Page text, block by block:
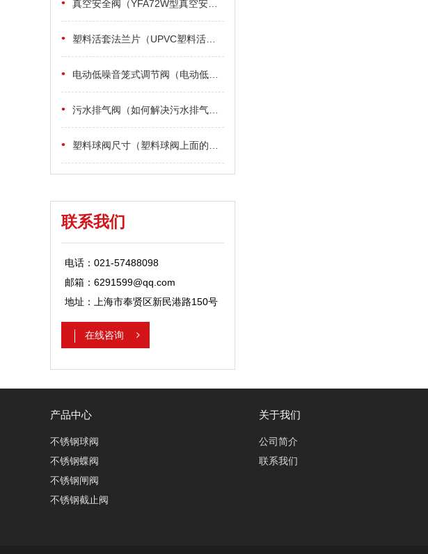
• 真空安全阀（YFA72W型真空安全阀工作原理与用途）
• 塑料活套法兰片（UPVC塑料活套法兰片）
• 电动低噪音笼式调节阀（电动低噪音笼式调节阀原理及说明）
• 污水排气阀（如何解决污水排气阀里面的浮渣）
• 塑料球阀尺寸（塑料球阀上面的几分之几是什么意思）
联系我们
电话：021-57488098
邮箱：6291599@qq.com
地址：上海市奉贤区新民港路150号
在线咨询
产品中心
不锈钢球阀
不锈钢蝶阀
不锈钢闸阀
不锈钢截止阀
关于我们
公司简介
联系我们